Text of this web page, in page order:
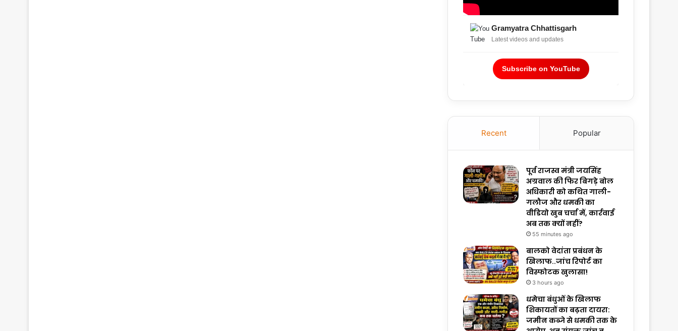
Gramyatra Chhattisgarh
Latest videos and updates
Subscribe on YouTube
Recent Popular
पूर्व राजस्व मंत्री जयसिंह
अग्रवाल की फिर बिगड़े बोल
अधिकारी को कथित गाली-
गलौज और धमकी का
वीडियो खुब चर्चा में, कार्रवाई
अब तक क्यों नहीं?
55 minutes ago
बालको वेदांता प्रबंधन के
खिलाफ..जांच रिपोर्ट का
विस्फोटक खुलासा!
3 hours ago
धमेचा बंधुओं के खिलाफ
शिकायतों का बढ़ता दायरा:
जमीन कब्जे से धमकी तक के